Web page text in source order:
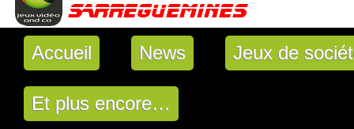
Accueil News Jeux de
Et plus encore…